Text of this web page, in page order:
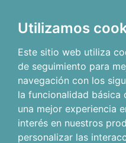
Utilizamos
Este sitio web utiliza
de seguimiento para
navegación con los
la funcionalidad básica
una mejor experiencia
interés en nuestros
personalizar las